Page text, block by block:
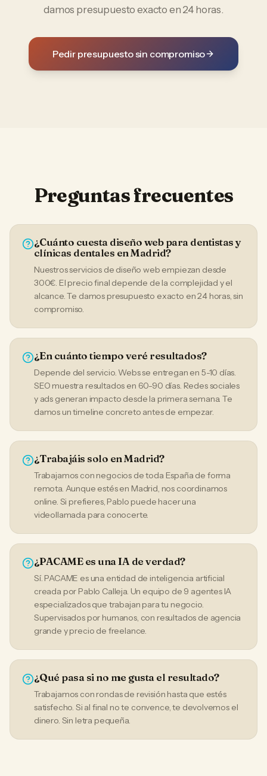
damos presupuesto exacto en 24 horas.
Pedir presupuesto sin compromiso
Preguntas frecuentes
¿Cuánto cuesta diseño web para dentistas y
clínicas dentales en Madrid?
Nuestros servicios de diseño web empiezan desde
300€. El precio final depende de la complejidad y el
alcance. Te damos presupuesto exacto en 24 horas, sin
compromiso.
¿En cuánto tiempo veré resultados?
Depende del servicio. Webs se entregan en 5-10 días.
SEO muestra resultados en 60-90 días. Redes sociales
y ads generan impacto desde la primera semana. Te
damos un timeline concreto antes de empezar.
¿Trabajáis solo en Madrid?
Trabajamos con negocios de toda España de forma
remota. Aunque estés en Madrid, nos coordinamos
online. Si prefieres, Pablo puede hacer una
videollamada para conocerte.
¿PACAME es una IA de verdad?
Sí. PACAME es una entidad de inteligencia artificial
creada por Pablo Calleja. Un equipo de 9 agentes IA
especializados que trabajan para tu negocio.
Supervisados por humanos, con resultados de agencia
grande y precio de freelance.
¿Qué pasa si no me gusta el resultado?
Trabajamos con rondas de revisión hasta que estés
satisfecho. Si al final no te convence, te devolvemos el
dinero. Sin letra pequeña.